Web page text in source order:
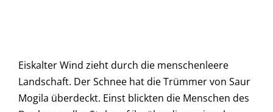
Eiskalter Wind zieht durch die menschenleere
Landschaft. Der Schnee hat die Trümmer von Saur
Mogila überdeckt. Einst blickten die Menschen des